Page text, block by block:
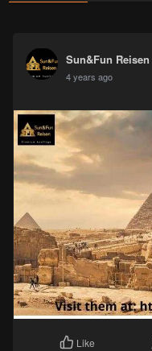
Sun&Fun Reisen
4 years ago
Like